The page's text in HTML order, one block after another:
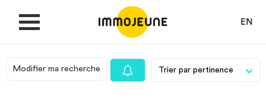
EN
MON COMPTE
Modifier ma recherche